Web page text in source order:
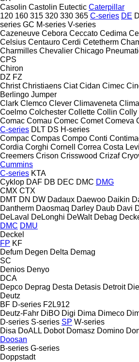
Casolin Castolin Eutectic Caterpillar
120 160 315 320 330 365 C-series DE
series GC M-series V-series
Cazeneuve Cebora Ceccato Cedima
Celsius Centauro Cerdi Cetetherm
Charmilles Chevalier Chicago
CPS
Chiron
DZ FZ
Christ Christiaens Ciat Cidan Cimec
Berlingo Jumper
Clark Clemco Clever Climaveneta
Coelmo Colchester Collette Collin Colly
Comac Comau Comec Comet Comeva
C-series DLT DS H-series
Compac Compas Compo Conti
Cordia Corghi Cornell Correa Costa
Creemers Crison Crisswood Crizaf
Cummins
C-series KTA
Cyklop DAF DB DEC DMC DMG
CMX CTX
DMT DN DW Dadaux Daewoo Daikin
Dantherm Daosmaq Darley Daub Davi
DeLaval
DeLonghi DeWalt Debag
DMC DMU
Deckel
FP KF
Defum Degen Delta Demag
SC
Denios Denyo
DCA
Depco Deprag Desta Detasis Detroit
Deutz
BF D-series F2L912
Deutz-Fahr DiBO Digi Dima Dimeco
D-series S-series SP W-series
Disa DoALL Dobot Domasz Domino
Doosan
B-series G-series
Doppstadt